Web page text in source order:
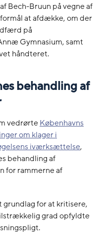
Bech-Bruun på vegne af
at afdække, om der
på
Gymnasium, samt
håndteret.
behandling af
vedrørteKøbenhavns
om klager i
iværksættelse,
behandling af
for rammerne af
for at kritisere,
grad opfyldte